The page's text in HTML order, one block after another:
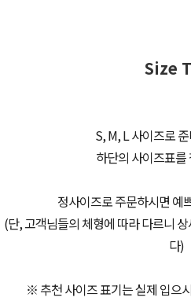
Size
S, M, L 사이즈로
하단의 사이즈표를
정사이즈로 주문하시면 예
(단, 고객님들의 체형에 따라 다르니
다)
※ 추천 사이즈 표기는 실제 입으